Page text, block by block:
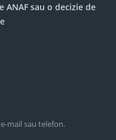
sau o decizie de
mail sau telefon.